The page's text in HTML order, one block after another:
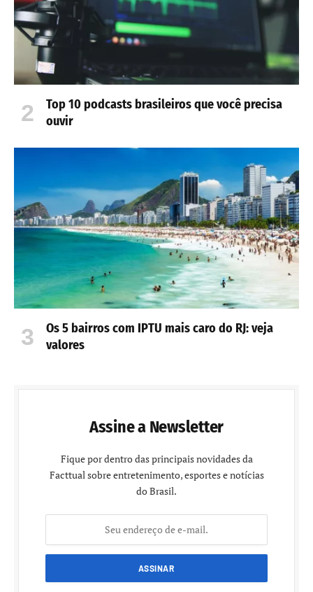
Top 10 podcasts brasileiros que você precisa
ouvir
Os 5 bairros com IPTU mais caro do RJ: veja
valores
Assine a Newsletter
Fique por dentro das principais novidades da
Facttual sobre entretenimento, esportes e notícias
do Brasil.